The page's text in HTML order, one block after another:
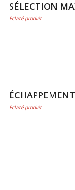
SÉLECTION
Éclaté produit
Éclaté produit